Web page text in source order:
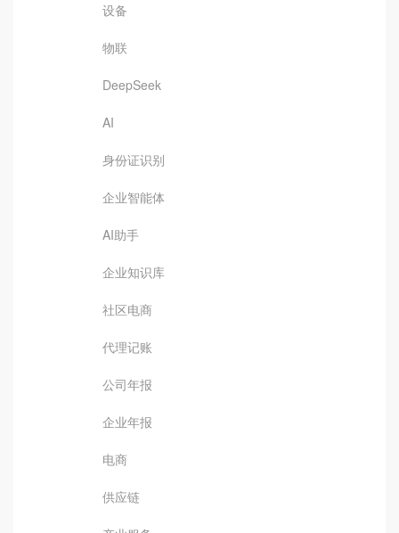
设备
物联
DeepSeek
AI
身份证识别
企业智能体
AI助手
企业知识库
社区电商
代理记账
公司年报
企业年报
电商
供应链